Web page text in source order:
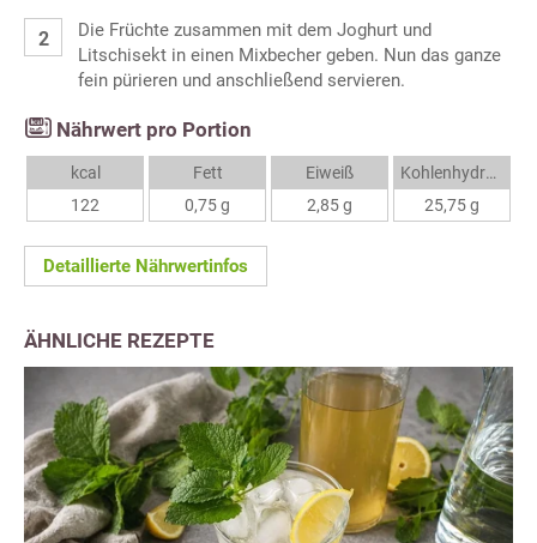
Die Früchte zusammen mit dem Joghurt und
Litschisekt in einen Mixbecher geben. Nun das ganze
fein pürieren und anschließend servieren.
Nährwert pro Portion
kcal
122
Fett
0,75 g
Eiweiß
2,85 g
Kohlenhydrate
25,75 g
Detaillierte Nährwertinfos
ÄHNLICHE REZEPTE